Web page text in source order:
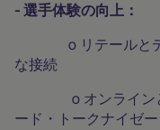
- 選手体験の向上：
o リテールとデジ
な接続
o オンラインとオ
ード・トークナイゼ